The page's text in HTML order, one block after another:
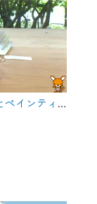
【東郷】ワンダーガーデン 土とガラスとペインティング